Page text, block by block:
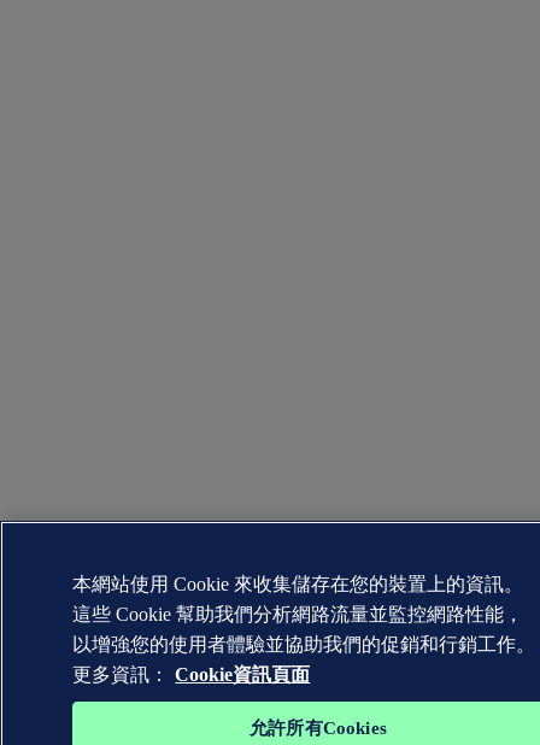
本網站使用 Cookie 來收集儲存在您的裝置上的資訊。
這些 Cookie 幫助我們分析網路流量並監控網路性能，
以增強您的使用者體驗並協助我們的促銷和行銷工作。
更多資訊：
Cookie資訊頁面
允許所有Cookies